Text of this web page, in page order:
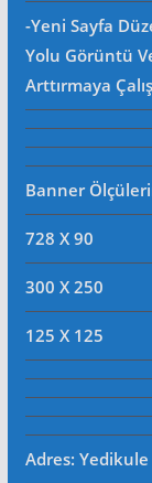
-Yeni Sayfa
Yolu Görüntü
Arttırmaya
Banner
728 X 90
300 X 250
125 X 125
Adres: